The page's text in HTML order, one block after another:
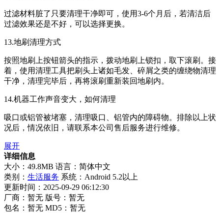
过滤材料脏了只要清理干净即可，使用3-6个月后，若清洁后
过滤效果还是不好，可以选择更换。
13.地刷清理方式
按照地刷上按钮箭头的指示，拨动地刷上锁扣，取下滚刷。接
着，使用清理工具把刷头上诸如毛发、碎屑之类的缠绕物清理
干净，清理完毕后，再将滚刷重新装回地刷内。
14.机器工作声音变大，如何清理
吸口或铝管被堵塞，清理吸口、铝管内的障碍物。排除以上状
况后，情况依旧，请联系本公司售后服务进行维修。
展开
详细信息
大小：49.8MB 语言：简体中文
类别： 生活服务 系统：Android 5.2以上
更新时间：2025-09-29 06:12:30
厂商：暂无 版号：暂无
包名：暂无 MD5：暂无